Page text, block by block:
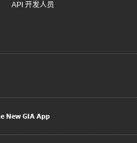
API 开发人员
New GIA App